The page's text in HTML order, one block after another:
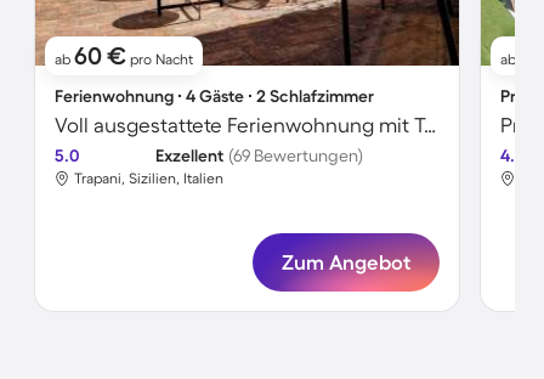
ab 60 € pro Nacht
Ferienwohnung ∙ 4 Gäste ∙ 2 Schlafzimmer
Voll ausgestattete Ferienwohnung mit Terrasse | Stadtblick | Haustierfreundlich
5.0 Exzellent (69 Bewertungen)
Trapani, Sizilien, Italien
Zum Angebot
ab
4.7